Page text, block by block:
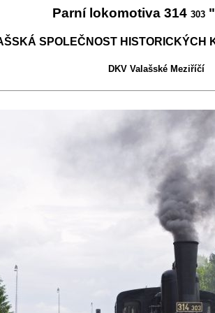
Parní lokomotiva 314 303
SPOLEČNOST HISTORICKÝCH
DKV Valašské Meziříčí